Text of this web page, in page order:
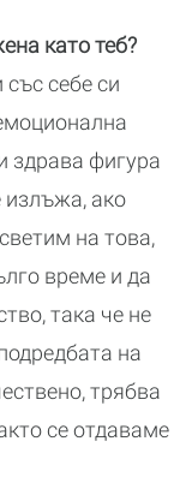
като теб?
себе си
здрава фигура
излъжа, ако
на това,
време и да
така че не
на
трябва
се отдаваме